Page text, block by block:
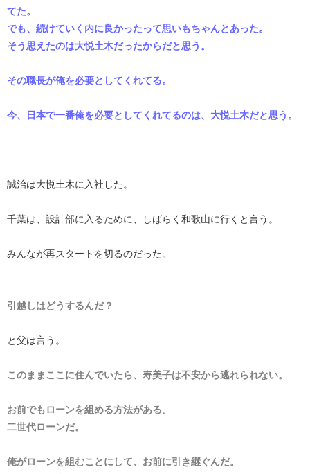
てた。
でも、続けていく内に良かったって思いもちゃんとあった。
そう思えたのは大悦土木だったからだと思う。
その職長が俺を必要としてくれてる。
今、日本で一番俺を必要としてくれてるのは、大悦土木だと思う。
誠治は大悦土木に入社した。
千葉は、設計部に入るために、しばらく和歌山に行くと言う。
みんなが再スタートを切るのだった。
引越しはどうするんだ？
と父は言う。
このままここに住んでいたら、寿美子は不安から逃れられない。
お前でもローンを組める方法がある。
二世代ローンだ。
俺がローンを組むことにして、お前に引き継ぐんだ。